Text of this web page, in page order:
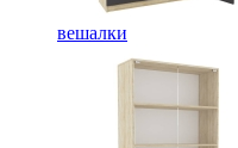
вешалки